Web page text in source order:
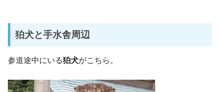
狛犬と手水舎周辺
参道途中にいる狛犬がこちら。